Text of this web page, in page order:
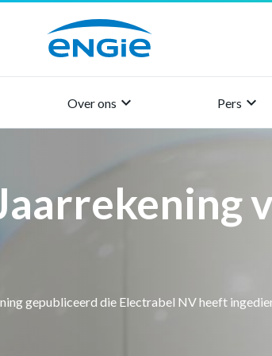
Over ons keyboard_arrow_right Pers keyboard_arrow_right
gepubliceerd die Electrabel NV heeft